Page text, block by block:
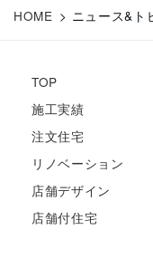
HOME > ニュース&ト
TOP
施工実績
注文住宅
リノベーション
店舗デザイン
店舗付住宅